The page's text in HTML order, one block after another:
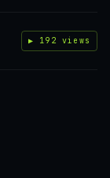
▶ 192 views